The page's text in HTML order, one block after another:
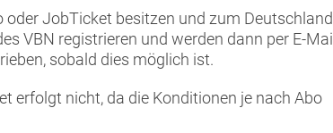
oder JobTicket besitzen und zum
VBN registrieren und werden dann per E-
sobald dies möglich ist.
erfolgt nicht, da die Konditionen je nach Abo